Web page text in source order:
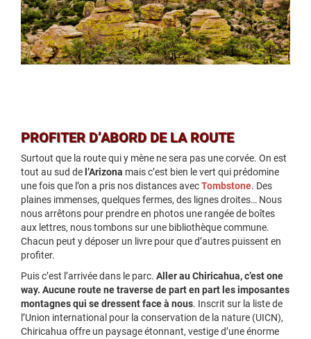
PROFITER D’ABORD DE LA ROUTE
Surtout que la route qui y mène ne sera pas une corvée. On est
tout au sud de l’Arizona mais c’est bien le vert qui prédomine
une fois que l’on a pris nos distances avecTombstone. Des
plaines immenses, quelques fermes, des lignes droites… Nous
nous arrêtons pour prendre en photos une rangée de boîtes
aux lettres, nous tombons sur une bibliothèque commune.
Chacun peut y déposer un livre pour que d’autres puissent en
profiter.
Puis c’est l’arrivée dans le parc. Aller au Chiricahua, c’est one
way. Aucune route ne traverse de part en part les imposantes
montagnes qui se dressent face à nous. Inscrit sur la liste de
l’Union international pour la conservation de la nature (UICN),
Chiricahua offre un paysage étonnant, vestige d’une énorme